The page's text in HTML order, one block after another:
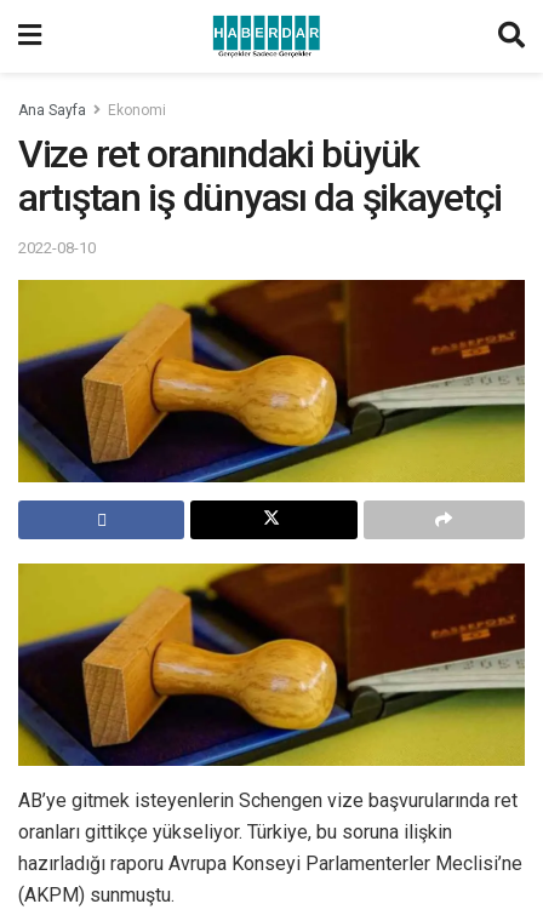
Ana Sayfa Ekonomi
Vize ret oranındaki büyük
artıştan iş dünyası da şikayetçi
2022-08-10
AB’ye gitmek isteyenlerin Schengen vize başvurularında ret
oranları gittikçe yükseliyor. Türkiye, bu soruna ilişkin
hazırladığı raporu Avrupa Konseyi Parlamenterler Meclisi’ne
(AKPM) sunmuştu.